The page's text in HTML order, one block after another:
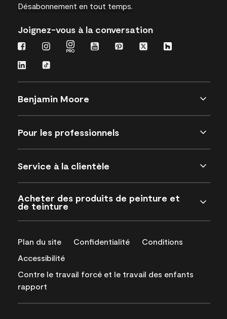
Désabonnement en tout temps.
Joignez-vous à la conversation
Benjamin Moore
Pour les professionnels
Service à la clientèle
Acheter des produits de peinture et
de teinture
Plan du site Confidentialité
Conditions
Accessibilité
Contre le travail forcé et le travail des enfants
rapport